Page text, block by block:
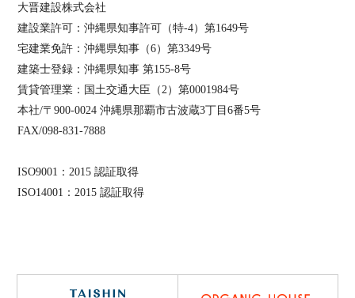
大晋建設株式会社
建設業許可：沖縄県知事許可（特-4）第1649号
宅建業免許：沖縄県知事（6）第3349号
建築士登録：沖縄県知事 第155-8号
賃貸管理業：国土交通大臣（2）第0001984号
本社/〒900-0024 沖縄県那覇市古波蔵3丁目6番5号
FAX/098-831-7888
ISO9001：2015 認証取得
ISO14001：2015 認証取得